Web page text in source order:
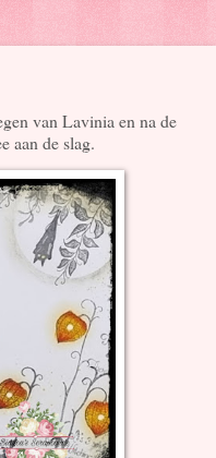
van Lavinia en na de
aan de slag.